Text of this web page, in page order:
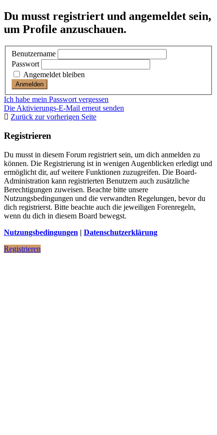
Du musst registriert und angemeldet sein,
um Profile anzuschauen.
Benutzername
Passwort
Angemeldet bleiben
Ich habe mein Passwort vergessen
Die Aktivierungs-E-Mail erneut senden
Zurück zur vorherigen Seite
Registrieren
Du musst in diesem Forum registriert sein, um dich anmelden zu
können. Die Registrierung ist in wenigen Augenblicken erledigt und
ermöglicht dir, auf weitere Funktionen zuzugreifen. Die Board-
Administration kann registrierten Benutzern auch zusätzliche
Berechtigungen zuweisen. Beachte bitte unsere
Nutzungsbedingungen und die verwandten Regelungen, bevor du
dich registrierst. Bitte beachte auch die jeweiligen Forenregeln,
wenn du dich in diesem Board bewegst.
Nutzungsbedingungen | Datenschutzerklärung
Registrieren